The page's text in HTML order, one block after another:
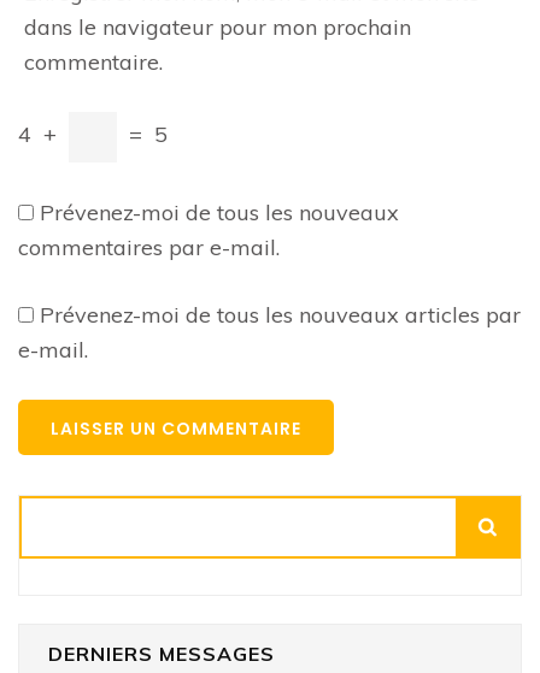
dans le navigateur pour mon prochain
commentaire.
4 + = 5
Prévenez-moi de tous les nouveaux
commentaires par e-mail.
Prévenez-moi de tous les nouveaux articles par
e-mail.
DERNIERS MESSAGES